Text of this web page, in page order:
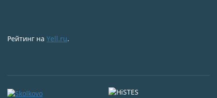
Рейтинг на Yell.ru.